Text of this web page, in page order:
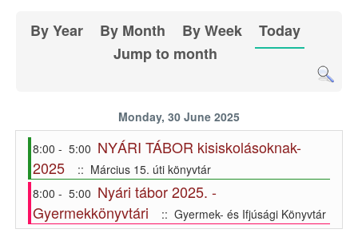
By Year By Month By Week
Today
Jump to month
Monday, 30 June 2025
8:00 - 5:00 NYÁRI TÁBOR kisiskolásoknak-
2025
:: Március 15. úti könyvtár
8:00 - 5:00 Nyári tábor 2025. -
Gyermekkönyvtári
:: Gyermek- és Ifjúsági Könyvtár